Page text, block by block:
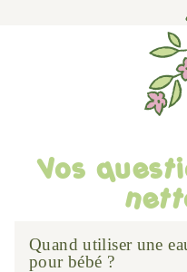
Vos
Quand utiliser une
pour bébé ?